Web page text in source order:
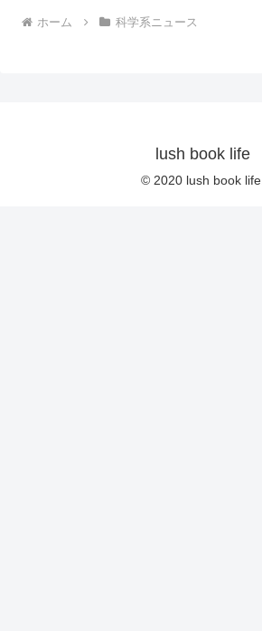
ホーム 科学系ニュース
lush book life
© 2020 lush book life.